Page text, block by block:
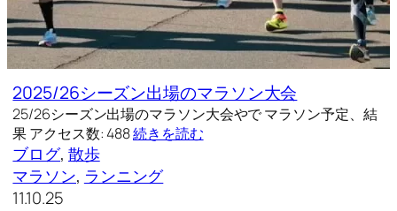
2025/26シーズン出場のマラソン大会
25/26シーズン出場のマラソン大会やで マラソン予定、結
果 アクセス数: 488続きを読む
ブログ, 散歩
マラソン, ランニング
11.10.25